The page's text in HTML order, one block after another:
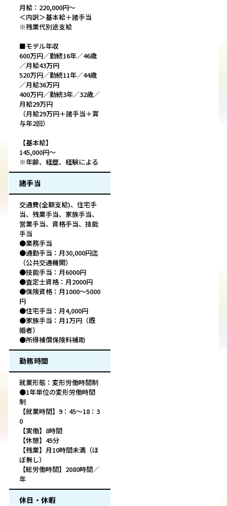
月給：220,000円～
＜内訳＞基本給＋諸手当
※残業代別途支給
■モデル年収
600万円／勤続16年／46歳
／月給43万円
520万円／勤続11年／44歳
／月給36万円
400万円／勤続3年／32歳／
月給29万円
（月給29万円＋諸手当＋賞
与年2回）
【基本給】
145,000円～
※年齢、経歴、経験による
諸手当
交通費(全額支給)、住宅手
当、残業手当、家族手当、
営業手当、資格手当、技能
手当
●業務手当
●通勤手当：月30,000円迄
（公共交通機関）
●技能手当：月6000円
●査定士資格：月2000円
●保険資格：月1000～5000
円
●住宅手当：月4,000円
●家族手当：月1万円（既
婚者）
●所得補償保険料補助
勤務時間
就業形態：変形労働時間制
●1年単位の変形労働時間
制
【就業時間】9：45～18：3
0
【実働】8時間
【休憩】45分
【残業】月10時間未満（ほ
ぼ無し）
【総労働時間】2080時間／
年
休日・休暇